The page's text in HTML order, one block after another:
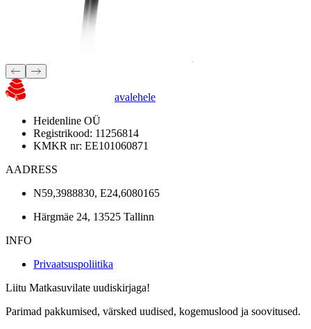
avalehele
Heidenline OÜ
Registrikood: 11256814
KMKR nr: EE101060871
AADRESS
N59,3988830, E24,6080165
Härgmäe 24, 13525 Tallinn
INFO
Privaatsuspoliitika
Liitu Matkasuvilate uudiskirjaga!
Parimad pakkumised, värsked uudised, kogemuslood ja soovitused.